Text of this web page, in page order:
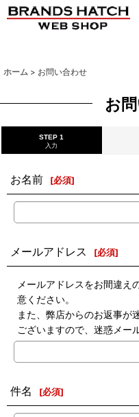
ホーム > お問い合わせ
お
STEP 1
入力
お名前 [必須]
メールアドレス [必須]
メールアドレスをお間違え
意ください。
また、弊店からのお返事が
ございますので、迷惑メー
件名 [必須]